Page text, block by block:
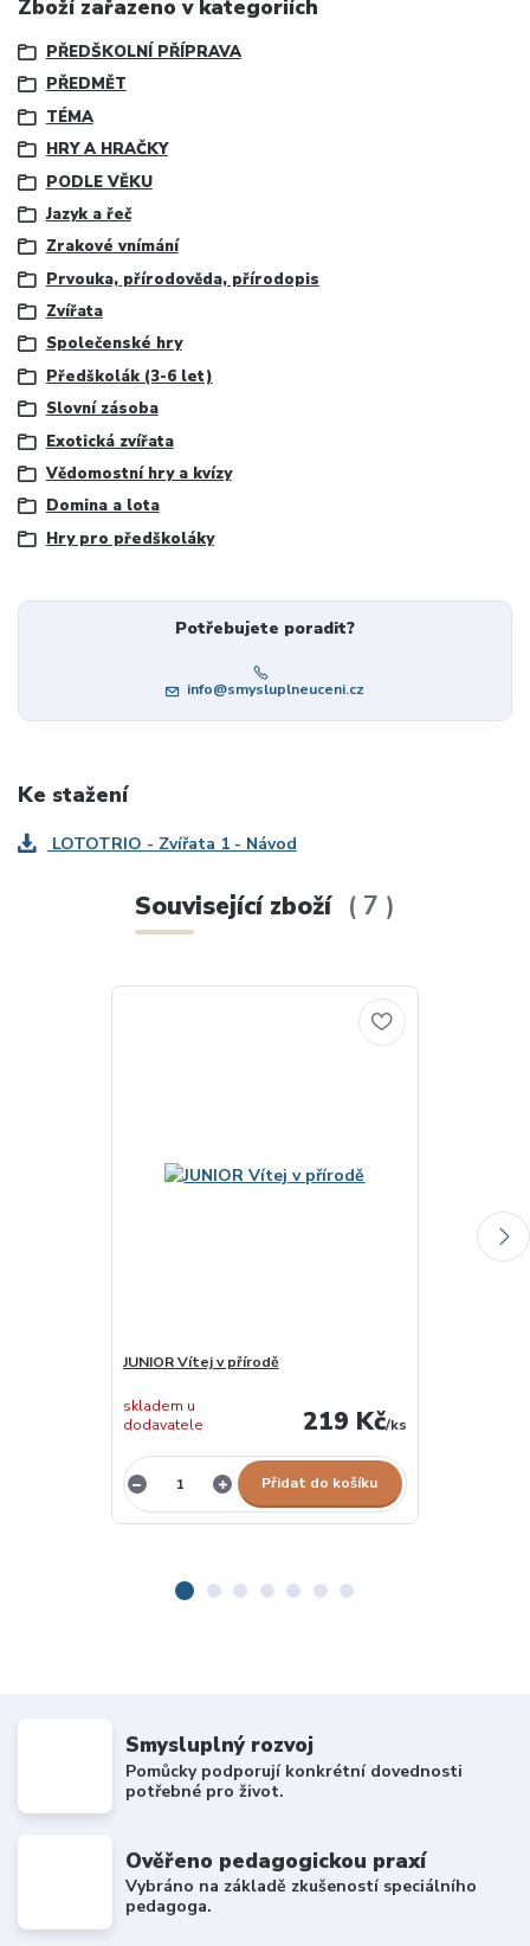
Zboží zařazeno v kategoriích
PŘEDŠKOLNÍ PŘÍPRAVA
PŘEDMĚT
TÉMA
HRY A HRAČKY
PODLE VĚKU
Jazyk a řeč
Zrakové vnímání
Prvouka, přírodověda, přírodopis
Zvířata
Společenské hry
Předškolák (3-6 let)
Slovní zásoba
Exotická zvířata
Vědomostní hry a kvízy
Domina a lota
Hry pro předškoláky
Potřebujete poradit?
info@smysluplneuceni.cz
Ke stažení
LOTOTRIO - Zvířata 1 - Návod
Související zboží 7
JUNIOR Vítej v přírodě
219 Kč/ks
skladem u
dodavatele
Přidat do košíku
Smysluplný rozvoj
Pomůcky podporují konkrétní dovednosti
potřebné pro život.
Ověřeno pedagogickou praxí
Vybráno na základě zkušeností speciálního
pedagoga.